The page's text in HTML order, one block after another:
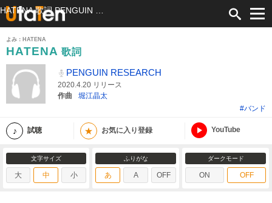
よみ：HATENA
HATENA 歌詞
PENGUIN RESEARCH
2020.4.20 リリース
作曲
堀江晶太
#バンド
試聴 ★ お気に入り登録 YouTube
文字サイズ
大 中 小
ふりがな
あ A OFF
ダークモード
ON OFF